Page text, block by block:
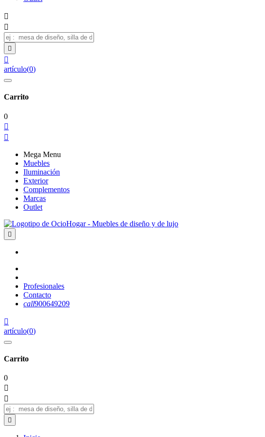




artículo(0)
Carrito
0


Mega Menu
Muebles
Iluminación
Exterior
Complementos
Marcas
Outlet

Profesionales
Contacto
call900649209

artículo(0)
Carrito
0


